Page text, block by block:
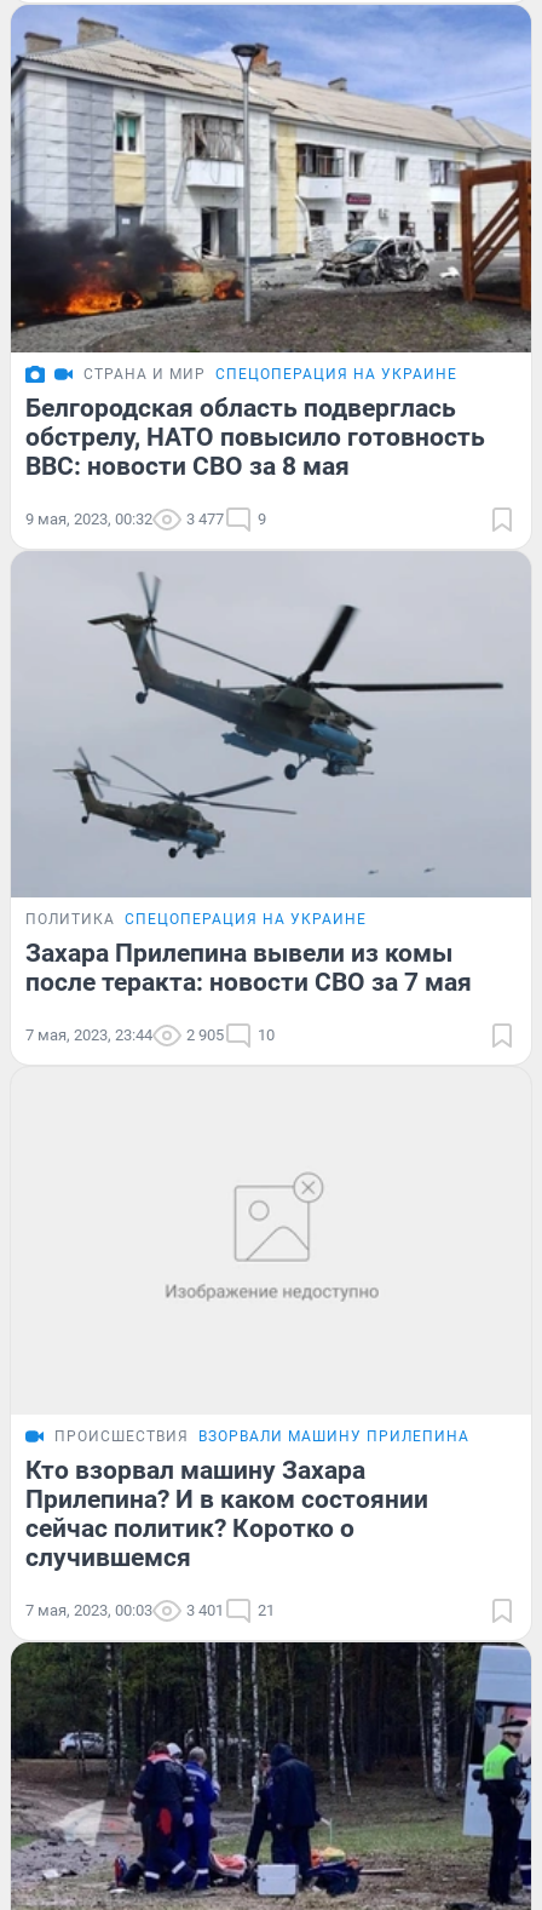
СТРАНА И МИР СПЕЦОПЕРАЦИЯ НА УКРАИНЕ
Белгородская область подверглась
обстрелу, НАТО повысило готовность
ВВС: новости СВО за 8 мая
9 мая, 2023, 00:32 3 477 9
ПОЛИТИКА СПЕЦОПЕРАЦИЯ НА УКРАИНЕ
Захара Прилепина вывели из комы
после теракта: новости СВО за 7 мая
7 мая, 2023, 23:44 2 905 10
ПРОИСШЕСТВИЯ ВЗОРВАЛИ МАШИНУ ПРИЛЕПИНА
Кто взорвал машину Захара
Прилепина? И в каком состоянии
сейчас политик? Коротко о
случившемся
7 мая, 2023, 00:03 3 401 21